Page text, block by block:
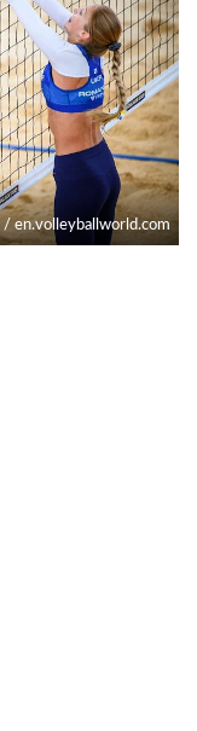
/ en.volleyballworld.com